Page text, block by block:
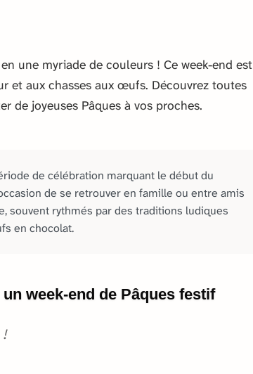
une myriade de couleurs ! Ce week-end est
et aux chasses aux œufs. Découvrez toutes
de joyeuses Pâques à vos proches.
de célébration marquant le début du
de se retrouver en famille ou entre amis
souvent rythmés par des traditions ludiques
en chocolat.
week-end de Pâques festif